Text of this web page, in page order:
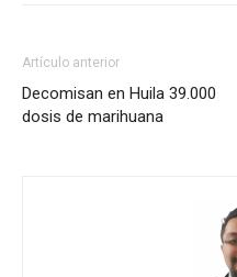
Artículo anterior
Decomisan en Huila 39.000
dosis de marihuana